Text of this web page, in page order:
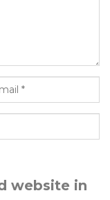
website in